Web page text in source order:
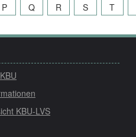
P Q R S T
KBU-LVS